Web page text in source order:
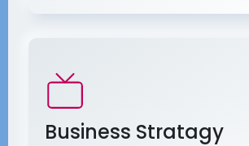
Business Stratagy